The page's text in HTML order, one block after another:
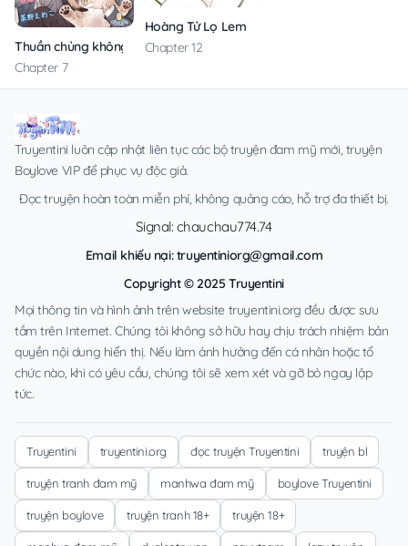
Thuần chủng không rung động
Chapter 7
Hoàng Tử Lọ Lem
Chapter 12
Truyentini luôn cập nhật liên tục các bộ truyện đam mỹ mới, truyện
Boylove VIP để phục vụ độc giả.
Đọc truyện hoàn toàn miễn phí, không quảng cáo, hỗ trợ đa thiết bị.
Signal: chauchau774.74
Email khiếu nại:truyentiniorg@gmail.com
Copyright © 2025 Truyentini
Mọi thông tin và hình ảnh trên website truyentini.org đều được sưu
tầm trên Internet. Chúng tôi không sở hữu hay chịu trách nhiệm bản
quyền nội dung hiển thị. Nếu làm ảnh hưởng đến cá nhân hoặc tổ
chức nào, khi có yêu cầu, chúng tôi sẽ xem xét và gỡ bỏ ngay lập
tức.
Truyentini truyentini.org đọc truyện Truyentini truyện bl
truyện tranh đam mỹ manhwa đam mỹ boylove Truyentini
truyện boylove truyện tranh 18+ truyện 18+